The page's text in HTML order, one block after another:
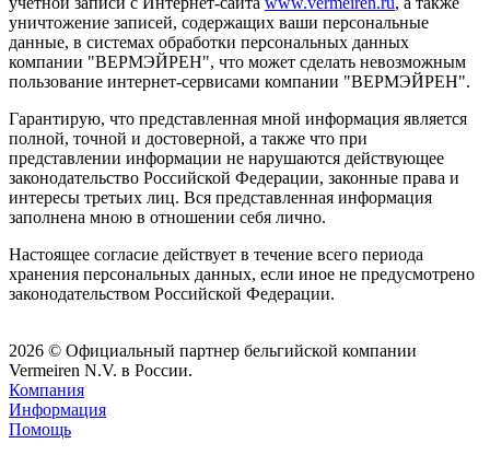
уничтожение записей, содержащих ваши персональные
данные, в системах обработки персональных данных
компании "ВЕРМЭЙРЕН", что может сделать невозможным
пользование интернет-сервисами компании "ВЕРМЭЙРЕН".
Гарантирую, что представленная мной информация является
полной, точной и достоверной, а также что при
представлении информации не нарушаются действующее
законодательство Российской Федерации, законные права и
интересы третьих лиц. Вся представленная информация
заполнена мною в отношении себя лично.
Настоящее согласие действует в течение всего периода
хранения персональных данных, если иное не предусмотрено
законодательством Российской Федерации.
2026 © Официальный партнер бельгийской компании
Vermeiren N.V. в России.
Компания
Информация
Помощь